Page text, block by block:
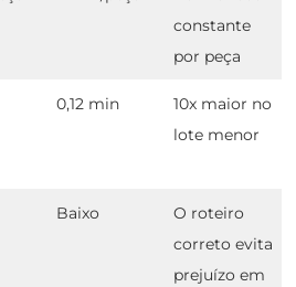
constante
por peça
0,12 min
10x maior no
lote menor
Baixo
O roteiro
correto evita
prejuízo em